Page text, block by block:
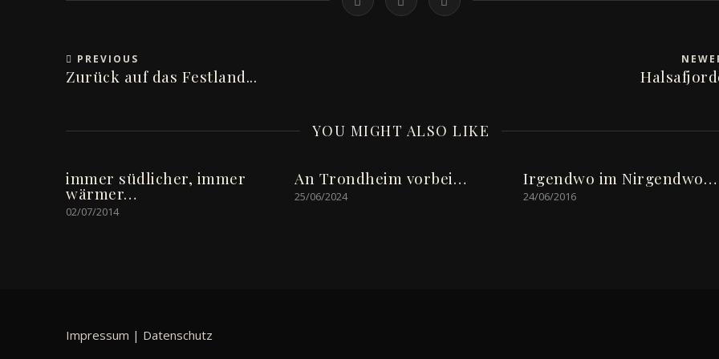
PREVIOUS
Zurück auf das Festland...
YOU MIGHT ALSO LIKE
immer südlicher, immer
wärmer…
02/07/2014
An Trondheim vorbei…
25/06/2024
Irgendwo im Nirgendwo…
24/06/2016
Impressum | Datenschutz